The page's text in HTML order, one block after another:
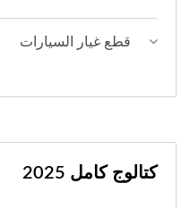
قطع غيار السيارات
كتالوج كامل 2025